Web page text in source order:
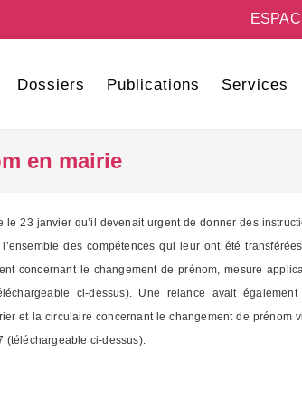
Dossiers Publications Services
en mairie
le 23 janvier qu’il devenait urgent de donner des
des compétences qui leur ont été
concernant le changement de prénom, mesure
ci-dessus). Une relance avait également
et la circulaire concernant le changement de prénom
(téléchargeable ci-dessus).